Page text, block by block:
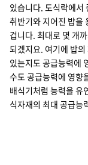
있습니다. 도식락에서
취반기와 지어진 밥을
겁니다. 최대로 몇 개
되겠지요. 여기에 밥
있는지도 공급능력에
수도 공급능력에 영향
배식기처럼 능력을 유
식자재의 최대 공급능